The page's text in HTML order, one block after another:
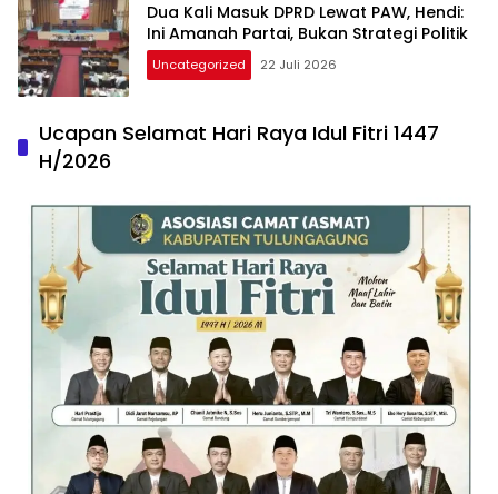
Dua Kali Masuk DPRD Lewat PAW, Hendi:
Ini Amanah Partai, Bukan Strategi Politik
Uncategorized 22 Juli 2026
Ucapan Selamat Hari Raya Idul Fitri 1447
H/2026